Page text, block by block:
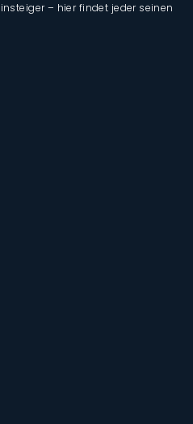
– hier findet jeder seinen